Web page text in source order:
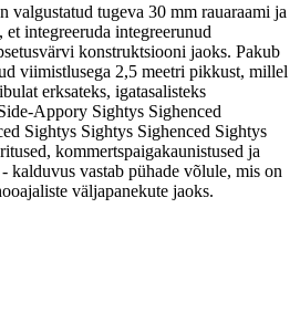
tugeva 30 mm rauaraami ja
integreeruda integreerunud
konstruktsiooni jaoks. Pakub
viimistlusega 2,5 meetri pikkust, millel
erksateks, igatasalisteks
Appory Sightys Sighenced
Sightys Sightys Sighenced Sightys
kommertspaigakaunistused ja
vastab pühade võlule, mis on
väljapanekute jaoks.